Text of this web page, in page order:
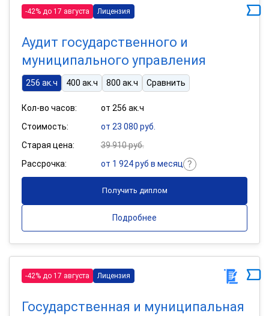
-42% до 17 августа Лицензия
Аудит государственного и
муниципального управления
256 ак.ч 400 ак.ч 800 ак.ч Сравнить
Кол-во часов:
от 256 ак.ч
Стоимость:
от 23 080 руб.
Старая цена:
39 910 руб.
Рассрочка:
от 1 924 руб в месяц
Получить диплом
Подробнее
-42% до 17 августа Лицензия
Государственная и муниципальная